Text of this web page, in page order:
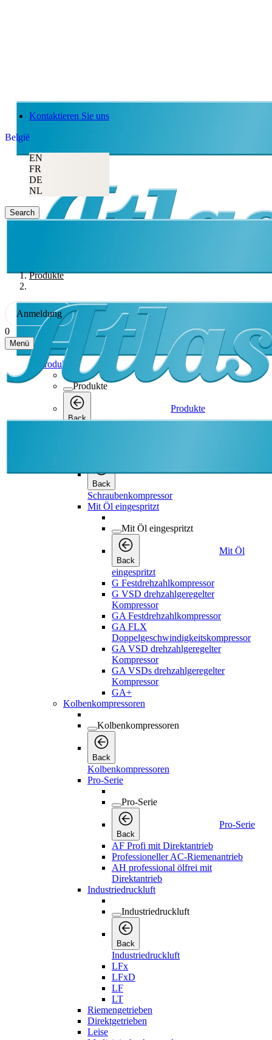
Kontaktieren Sie uns
België
EN
FR
DE
NL
Search
Produkte
Anmeldung
0
Menü
Produkte
Produkte
Back
Produkte
Back
Schraubenkompressor
Mit Öl eingespritzt
Mit Öl eingespritzt
Back
Mit Öl
eingespritzt
G Festdrehzahlkompressor
G VSD drehzahlgeregelter
Kompressor
GA Festdrehzahlkompressor
GA FLX
Doppelgeschwindigkeitskompressor
GA VSD drehzahlgeregelter
Kompressor
GA VSDs drehzahlgeregelter
Kompressor
GA+
Kolbenkompressoren
Kolbenkompressoren
Back
Kolbenkompressoren
Pro-Serie
Pro-Serie
Back
Pro-Serie
AF Profi mit Direktantrieb
Professioneller AC-Riemenantrieb
AH professional ölfrei mit
Direktantrieb
Industriedruckluft
Industriedruckluft
Back
Industriedruckluft
LFx
LFxD
LF
LT
Riemengetrieben
Direktgetrieben
Leise